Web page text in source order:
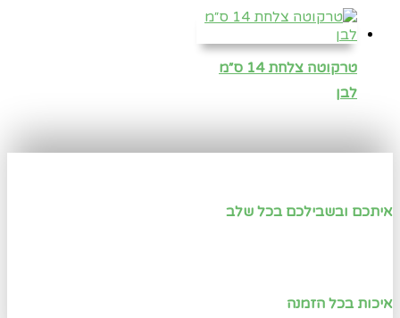
טרקוטה צלחת 14 ס״מ
לבן
איתכם ובשבילכם בכל שלב
איכות בכל הזמנה